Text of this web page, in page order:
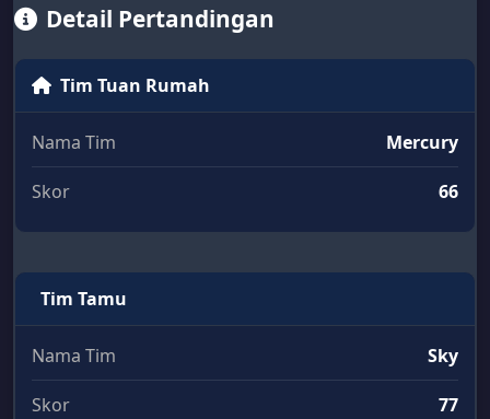
Detail Pertandingan
Tim Tuan Rumah
Nama Tim Mercury
Skor 66
Tim Tamu
Nama Tim Sky
Skor 77